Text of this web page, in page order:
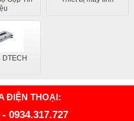
DTECH
ĐIỆN THOẠI:
0934.317.727